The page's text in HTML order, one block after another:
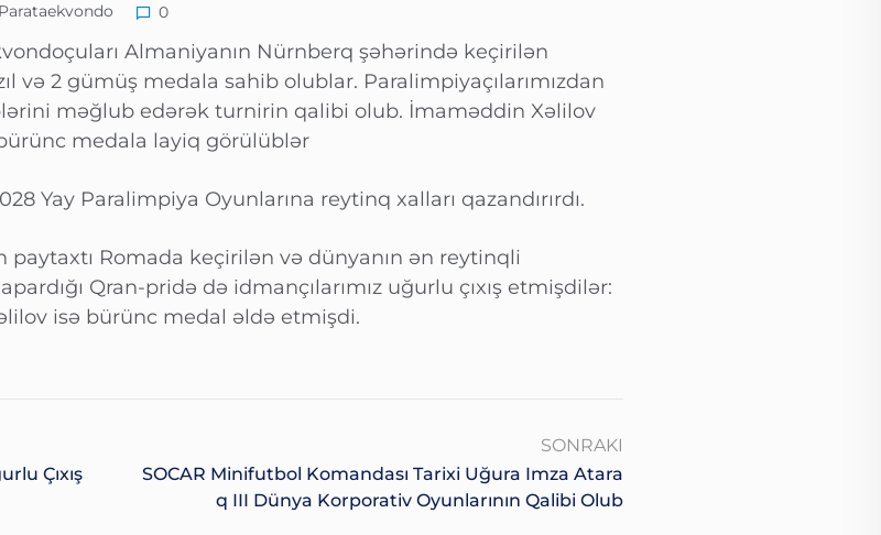
Parataekvondo 0
Almaniyanın Nürnberq şəhərində keçirilən
və 2 gümüş medala sahib olublar. Paralimpiyaçılarımızdan
məğlub edərək turnirin qalibi olub. İmaməddin Xəlilov
medala layiq görülüblər
Yay Paralimpiya Oyunlarına reytinq xalları qazandırırdı.
paytaxtı Romada keçirilən və dünyanın ən reytinqli
Qran-pridə də idmançılarımız uğurlu çıxış etmişdilər:
isə bürünc medal əldə etmişdi.
Çıxış
SONRAKI
SOCAR Minifutbol Komandası Tarixi Uğura Imza Atara
Q III Dünya Korporativ Oyunlarının Qalibi Olub